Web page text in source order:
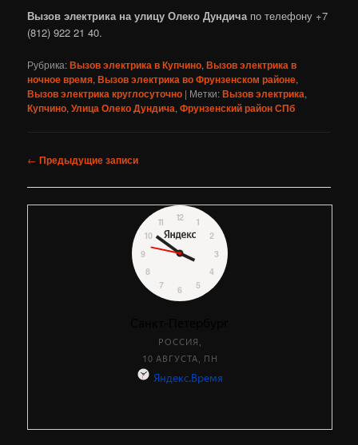
Вызов электрика на улицу Олеко Дундича по телефону +7
(812) 922 21 40.
Рубрика:Вызов электрика в Купчино,Вызов электрика в
ночное время,Вызов электрика во Фрунзенском районе,
Вызов электрика круглосуточно | Метки:Вызов электрика,
Купчино,Улица Олеко Дундича,Фрунзенский район СПб
Навигация
записям
← Предыдущие записи